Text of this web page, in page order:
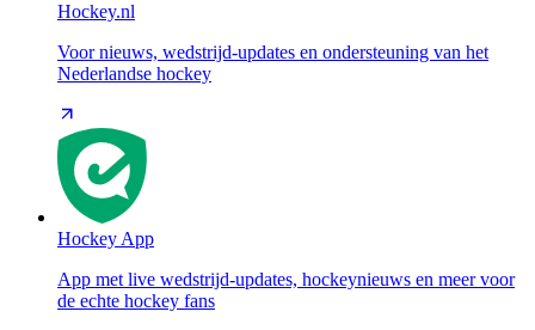
Hockey.nl
Voor nieuws, wedstrijd-updates en ondersteuning van het
Nederlandse hockey
Hockey App
App met live wedstrijd-updates, hockeynieuws en meer voor
de echte hockey fans